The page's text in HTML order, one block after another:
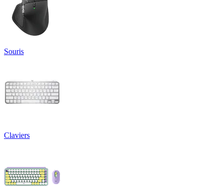
Souris
Claviers